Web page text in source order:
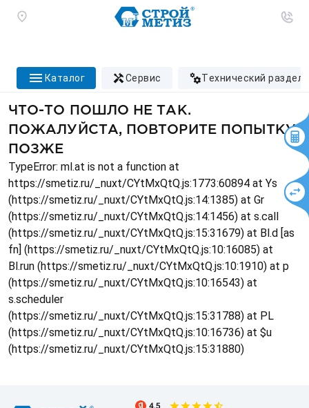
каталог сервис технический раздел
ЧТО-ТО ПОШЛО НЕ ТАК.
ПОЖАЛУЙСТА, ПОВТОРИТЕ ПОПЫТКУ
ПОЗЖЕ
TypeError: ml.at is not a function at
https://smetiz.ru/_nuxt/CYtMxQtQ.js:1773:60894 at Ys
(https://smetiz.ru/_nuxt/CYtMxQtQ.js:14:1385) at Gr
(https://smetiz.ru/_nuxt/CYtMxQtQ.js:14:1456) at s.call
(https://smetiz.ru/_nuxt/CYtMxQtQ.js:15:31679) at Bl.d [as
fn] (https://smetiz.ru/_nuxt/CYtMxQtQ.js:10:16085) at
Bl.run (https://smetiz.ru/_nuxt/CYtMxQtQ.js:10:1910) at p
(https://smetiz.ru/_nuxt/CYtMxQtQ.js:10:16543) at
s.scheduler
(https://smetiz.ru/_nuxt/CYtMxQtQ.js:15:31788) at PL
(https://smetiz.ru/_nuxt/CYtMxQtQ.js:10:16736) at $u
(https://smetiz.ru/_nuxt/CYtMxQtQ.js:15:31880)